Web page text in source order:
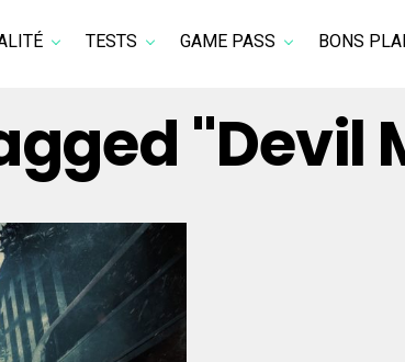
TESTS GAME PASS BONS
"Devil